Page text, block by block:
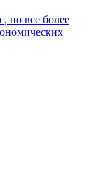
но все более